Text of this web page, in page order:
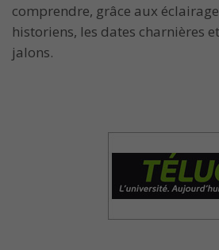
comprendre, grâce aux
historiens, les dates charnières
jalons.